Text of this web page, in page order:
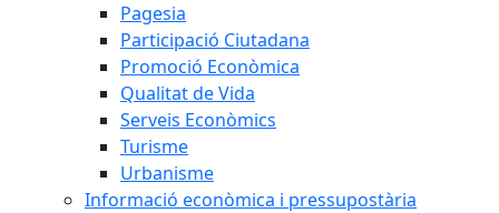
Pagesia
Participació Ciutadana
Promoció Econòmica
Qualitat de Vida
Serveis Econòmics
Turisme
Urbanisme
Informació econòmica i pressupostària